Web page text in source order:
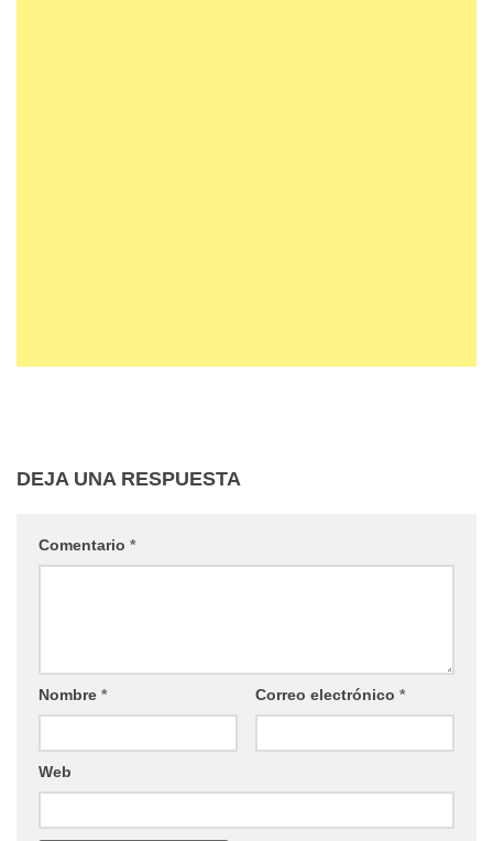
DEJA UNA RESPUESTA
Comentario *
Nombre * Correo electrónico *
Web